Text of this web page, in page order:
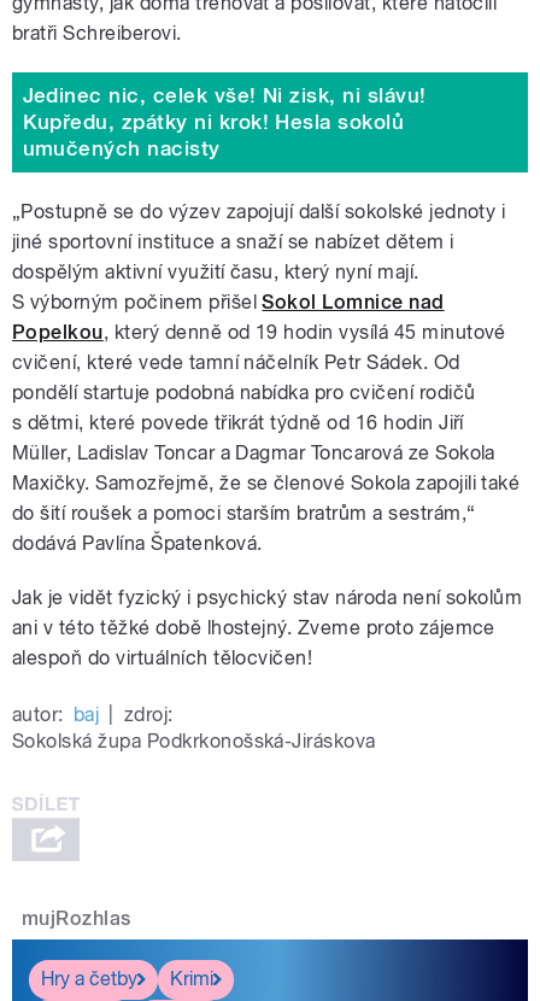
bratři Schreiberovi.
Jedinec nic, celek vše! Ni zisk, ni slávu!
Kupředu, zpátky ni krok! Hesla sokolů
umučených nacisty
„Postupně se do výzev zapojují další sokolské jednoty i
jiné sportovní instituce a snaží se nabízet dětem i
dospělým aktivní využití času, který nyní mají.
S výborným počinem přišelSokol Lomnice nad
Popelkou, který denně od 19 hodin vysílá 45 minutové
cvičení, které vede tamní náčelník Petr Sádek. Od
pondělí startuje podobná nabídka pro cvičení rodičů
s dětmi, které povede třikrát týdně od 16 hodin Jiří
Müller, Ladislav Toncar a Dagmar Toncarová ze Sokola
Maxičky. Samozřejmě, že se členové Sokola zapojili také
do šití roušek a pomoci starším bratrům a sestrám,“
dodává Pavlína Špatenková.
Jak je vidět fyzický i psychický stav národa není sokolům
ani v této těžké době lhostejný. Zveme proto zájemce
alespoň do virtuálních tělocvičen!
autor: baj
zdroj:
Sokolská župa Podkrkonošská-Jiráskova
mujRozhlas
Hry a četby Krimi